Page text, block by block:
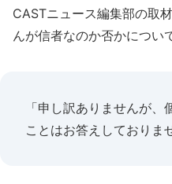
CASTニュース編集部の取
んが信者なのか否かについ
「申し訳ありませんが
ことはお答えしておりま